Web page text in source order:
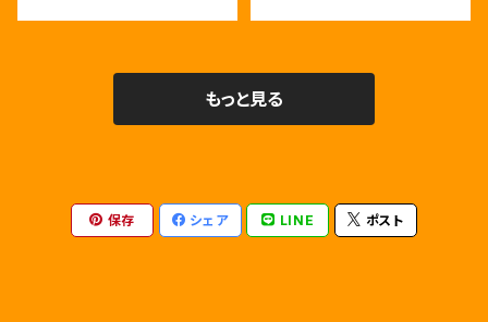
もっと見る
保存 シェア LINE ポスト